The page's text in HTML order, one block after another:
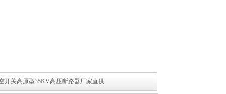
开关高原型35KV高压断路器厂家直供